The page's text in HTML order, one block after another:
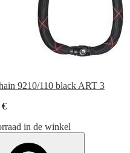
9210/110 black ART 3
€
in de winkel